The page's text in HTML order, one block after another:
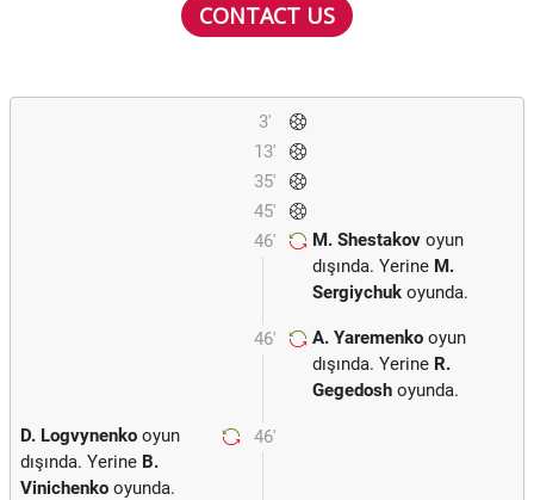
CONTACT US
3'
13'
35'
45'
46'
M. Shestakov oyun
dışında. Yerine M.
Sergiychuk oyunda.
46' A. Yaremenko oyun
dışında. Yerine R.
Gegedosh oyunda.
46'
D. Logvynenko oyun
dışında. Yerine B.
Vinichenko oyunda.